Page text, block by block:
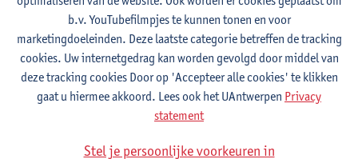
1E/2E SEM
6studiepunten
Lesgever(s):
Tom Smits
Ellen De Breuker
Nele Kempenaers
Joke Prinsen
Vakdidactiek Duits met oefenlessen
1E/2E SEM
6studiepunten
Tom Smits Marise Van Tendeloo
Vakdidactiek Nederlands niet-thuistaal met oefenlessen
b.v. YouTubefilmpjes te kunnen tonen en voor
marketingdoeleinden. Deze laatste categorie betreffen de tracking
cookies. Uw internetgedrag kan worden gevolgd door middel van
deze tracking cookies Door op 'Accepteer alle cookies' te klikken
gaat u hiermee akkoord. Lees ook het UAntwerpen Privacy
statement
Stel je persoonlijke voorkeuren in